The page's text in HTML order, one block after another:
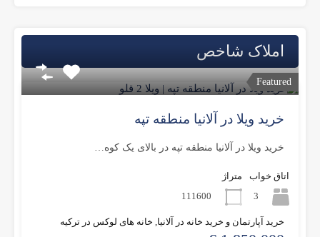
املاک شاخص
Featured
خرید ویلا در آلانیا منطقه تپه
خرید ویلا در آلانیا منطقه تپه در بالای یک کوه…
اتاق خواب
3
متراژ
111600
خرید آپارتمان و خرید خانه در آلانیا, خانه های لوکس در ترکیه